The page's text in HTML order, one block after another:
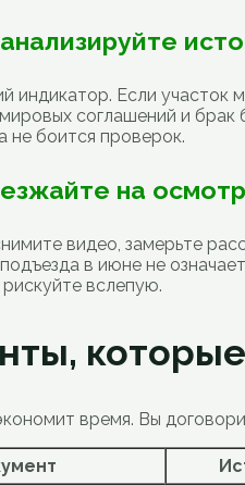
индикатор. Если участок
соглашений и брак
не боится проверок.
на
видео, замерьте
в июне не
вслепую.
время. Вы